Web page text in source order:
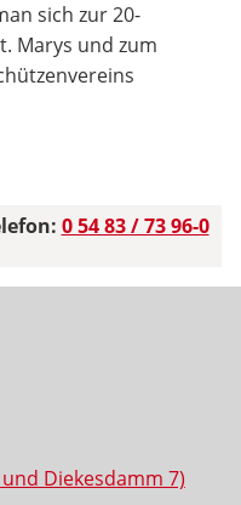
sich zur 20-
Marys und zum
0 54 83 / 73 96-0
Diekesdamm 7)